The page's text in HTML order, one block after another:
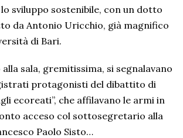
sviluppo sostenibile, con un dotto
da Antonio Uricchio, già magnifico
di Bari.
sala, gremitissima, si segnalavano
protagonisti del dibattito di
ecoreati”, che affilavano le armi in
acceso col sottosegretario alla
Paolo Sisto…